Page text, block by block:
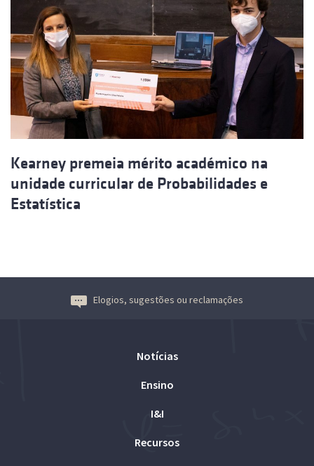
Kearney premeia mérito académico na
unidade curricular de Probabilidades e
Estatística
Elogios, sugestões ou reclamações
Notícias
Ensino
I&I
Recursos